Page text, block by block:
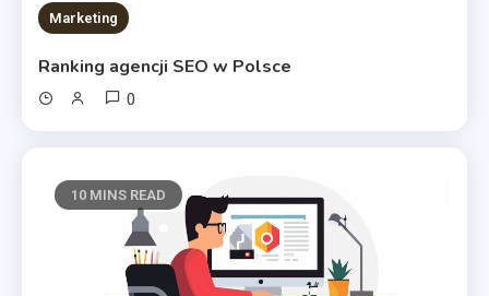
Marketing
Ranking agencji SEO w Polsce
0
10 MINS READ